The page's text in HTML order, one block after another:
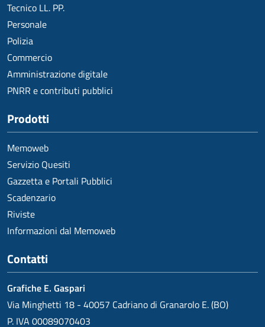
Tecnico LL. PP.
Personale
Polizia
Commercio
Amministrazione digitale
PNRR e contributi pubblici
Prodotti
Memoweb
Servizio Quesiti
Gazzetta e Portali Pubblici
Scadenzario
Riviste
Informazioni dal Memoweb
Contatti
Grafiche E. Gaspari
Via Minghetti 18 - 40057 Cadriano di Granarolo E. (BO)
P. IVA 00089070403